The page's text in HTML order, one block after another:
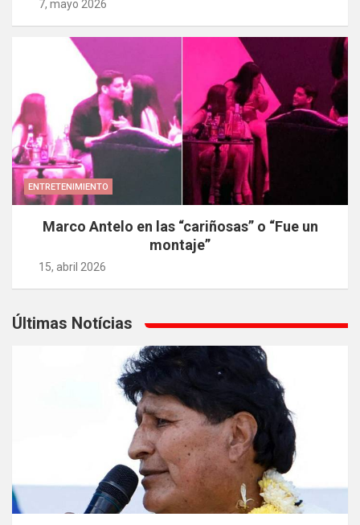
7, mayo 2026
ENTRETENIMIENTO
Marco Antelo en las “cariñosas” o “Fue un
montaje”
15, abril 2026
Últimas Notícias